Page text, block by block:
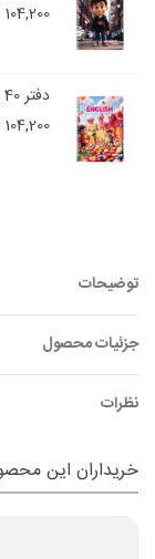
104,200 تومان
دفتر 40 برگ دو خط (زبان) وزیری مازلاین - کد...
104,200 تومان
توضیحات
جزئیات محصول
نظرات
خریداران این